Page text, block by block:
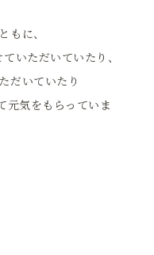
もに、
いただいていたり、
だいていたり
元気をもらっていま